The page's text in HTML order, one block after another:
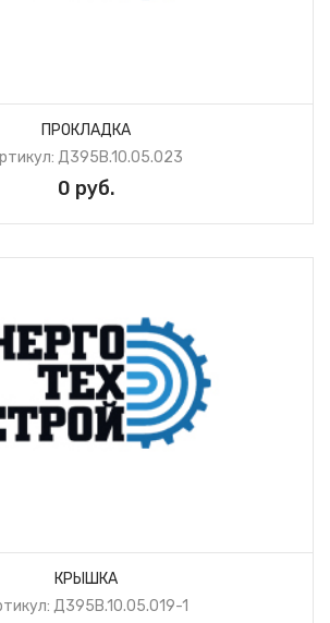
ПРОКЛАДКА
Д395В.10.05.023
0 руб.
КРЫШКА
Д395В.10.05.019-1